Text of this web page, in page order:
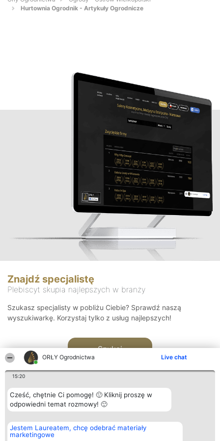
ORŁY Ogrodnictwa Live chat
15:20
Cześć, chętnie Ci pomogę! 🙂 Kliknij proszę w
odpowiedni temat rozmowy! 🙂
Jestem Laureatem, chcę odebrać materiały
marketingowe
Hurtownia Ogrodnik - Artykuły Ogrodnicze
Znajdź specjalistę
Plebiscyt skupia najlepszych w branży
Szukasz specjalisty w pobliżu Ciebie? Sprawdź naszą
wyszukiwarkę. Korzystaj tylko z usług najlepszych!
Szukaj
Organizator plebiscytu
Bright Side Solutions sp. z o.
o. sp. k.
Plebiscyt
Laureaci
Kontakt
Kontakt